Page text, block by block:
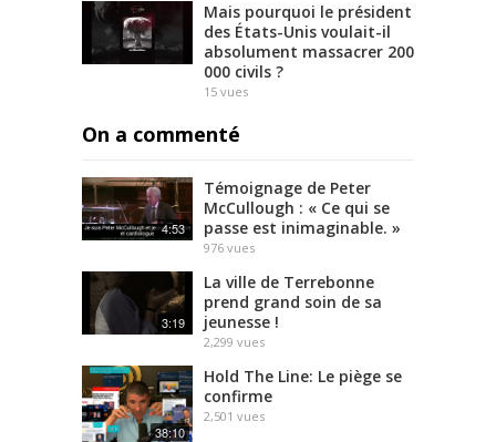
Mais pourquoi le président
des États-Unis voulait-il
absolument massacrer 200
000 civils ?
15 vues
On a commenté
4:53
Témoignage de Peter
McCullough : « Ce qui se
passe est inimaginable. »
976 vues
3:19
La ville de Terrebonne
prend grand soin de sa
jeunesse !
2,299 vues
38:10
Hold The Line: Le piège se
confirme
2,501 vues